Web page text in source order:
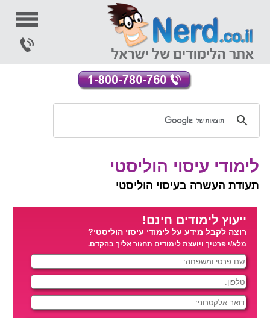
לימודי עיסוי הוליסטי
תעודת העשרה בעיסוי הוליסטי
ייעוץ לימודים חינם!
רוצה לקבל מידע על לימודי עיסוי הוליסטי?
מלא/י פרטיך ויועצת לימודים תחזור אליך בהקדם.